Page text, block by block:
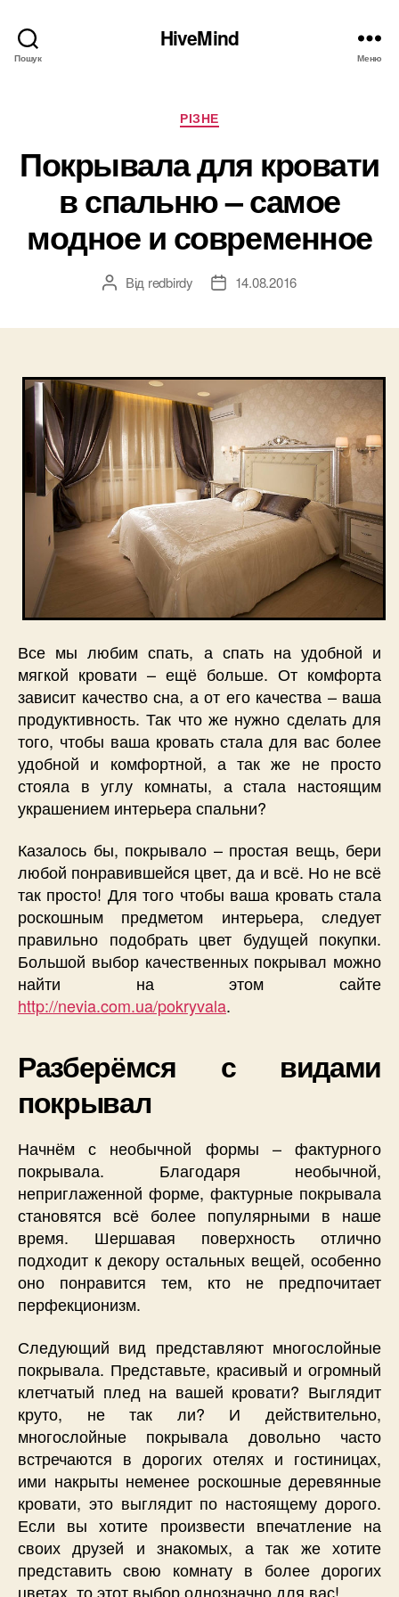
Пошук
HiveMind
Меню
Категорії
РІЗНЕ
Покрывала для кровати
в спальню – самое
модное и современное
Автор
Від redbirdy
Дата14.08.2016
Все мы любим спать, а спать на удобной и
мягкой кровати – ещё больше. От комфорта
зависит качество сна, а от его качества – ваша
продуктивность. Так что же нужно сделать для
того, чтобы ваша кровать стала для вас более
удобной и комфортной, а так же не просто
стояла в углу комнаты, а стала настоящим
украшением интерьера спальни?
Казалось бы, покрывало – простая вещь, бери
любой понравившейся цвет, да и всё. Но не всё
так просто! Для того чтобы ваша кровать стала
роскошным предметом интерьера, следует
правильно подобрать цвет будущей покупки.
Большой выбор качественных покрывал можно
найти на этом сайте
http://nevia.com.ua/pokryvala.
Разберёмся с видами
покрывал
Начнём с необычной формы – фактурного
покрывала. Благодаря необычной,
неприглаженной форме, фактурные покрывала
становятся всё более популярными в наше
время. Шершавая поверхность отлично
подходит к декору остальных вещей, особенно
оно понравится тем, кто не предпочитает
перфекционизм.
Следующий вид представляют многослойные
покрывала. Представьте, красивый и огромный
клетчатый плед на вашей кровати? Выглядит
круто, не так ли? И действительно,
многослойные покрывала довольно часто
встречаются в дорогих отелях и гостиницах,
ими накрыты неменее роскошные деревянные
кровати, это выглядит по настоящему дорого.
Если вы хотите произвести впечатление на
своих друзей и знакомых, а так же хотите
представить свою комнату в более дорогих
цветах, то этот выбор однозначно для вас!